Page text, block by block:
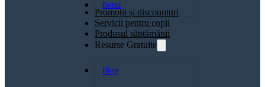
Botez
Promoții și discounturi
Servicii pentru copii
Produsul săptămănii
Resurse Gratuite
Blog